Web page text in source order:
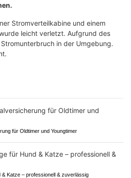
Stromverteilkabine und einem
leicht verletzt. Aufgrund des
in der Umgebung.
für Oldtimer und Youngtimer
Katze – professionell & zuverlässig